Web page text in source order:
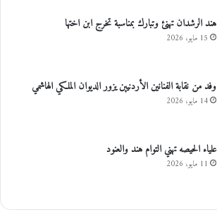
هند الرشدان تهنئ وتبارك بمناسبة تخرج ابن اختها
15 مايو، 2026
وفد من نقابة الفنانين الأردنيين يزور الديوان الملكي الهاشمي
14 مايو، 2026
علياء الحيصه تهني التوام هند والعنود
11 مايو، 2026